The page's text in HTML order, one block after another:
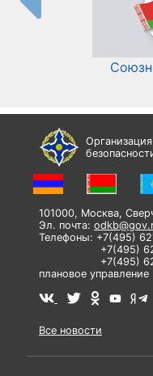
101000, Москва,
Эл. почта:
Телефоны: +7(495)
+7(495)
+7(495) 623-
плановое управление
Все новости